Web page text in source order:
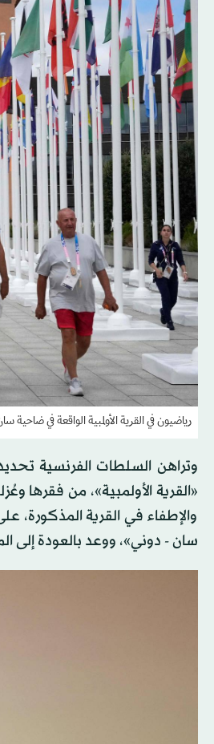
رياضيون في القرية الأولمبية الواقعة في
وتراهن السلطات الفرنسية
«القرية الأولمبية»، من فقرها
والإطفاء في القرية
سان - دوني»، ووعد بالعودة إلى